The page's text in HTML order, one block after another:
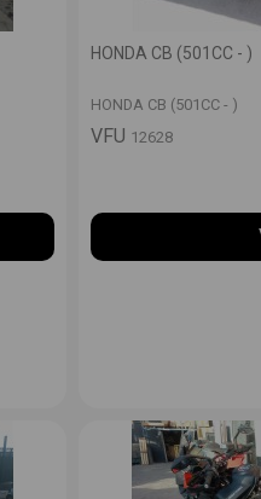
HONDA CB (501CC - )
HONDA CB (501CC - )
VFU 12628